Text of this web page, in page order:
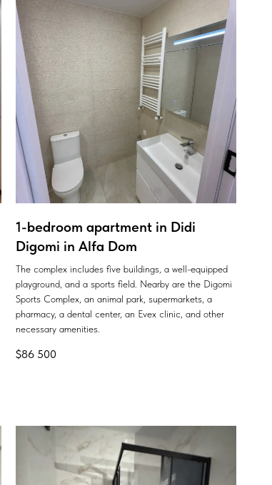
1-bedroom apartment in Didi
Digomi in Alfa Dom
The complex includes five buildings, a well-equipped
playground, and a sports field. Nearby are the Digomi
Sports Complex, an animal park, supermarkets, a
pharmacy, a dental center, an Evex clinic, and other
necessary amenities.
$86 500